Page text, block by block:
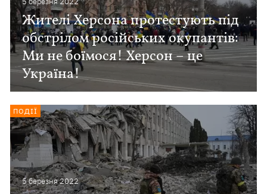
Жителі Херсона протестують під
обстрілом російських окупантів:
Ми не боїмося! Херсон – це
Україна!
5 березня 2022
ПОДІЇ